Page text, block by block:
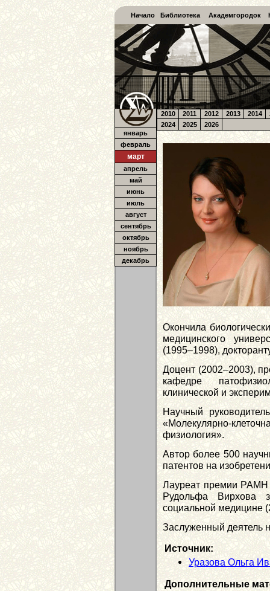
Начало Библиотека Академгородок
январь
февраль
март
апрель
май
июнь
июль
август
сентябрь
октябрь
ноябрь
декабрь
2010 2011 2012 2013 2014
2024
2025 2026
Окончила
медицинского
(1995–1998),
Доцент (2002–2003),
кафедре
клинической и
Научный
«Молекулярно-
физиология».
Автор более 500
патентов на
Лауреат премии
Рудольфа Вирхова
социальной медицине
Заслуженный деятель
Источник:
Уразова Ольга
Дополнительные